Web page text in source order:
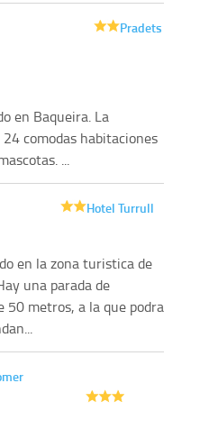
Pradets
en Baqueira. La
comodas habitaciones
...
Hotel Turrull
en la zona turistica de
una parada de
metros, a la que podra